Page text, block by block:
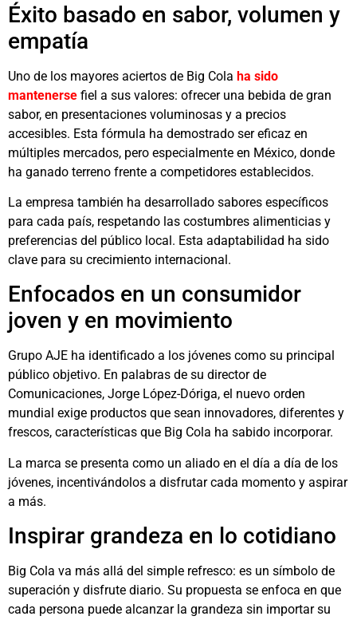
Éxito basado en sabor, volumen y
empatía
Uno de los mayores aciertos de Big Cola ha sido
mantenerse fiel a sus valores: ofrecer una bebida de gran
sabor, en presentaciones voluminosas y a precios
accesibles. Esta fórmula ha demostrado ser eficaz en
múltiples mercados, pero especialmente en México, donde
ha ganado terreno frente a competidores establecidos.
La empresa también ha desarrollado sabores específicos
para cada país, respetando las costumbres alimenticias y
preferencias del público local. Esta adaptabilidad ha sido
clave para su crecimiento internacional.
Enfocados en un consumidor
joven y en movimiento
Grupo AJE ha identificado a los jóvenes como su principal
público objetivo. En palabras de su director de
Comunicaciones, Jorge López-Dóriga, el nuevo orden
mundial exige productos que sean innovadores, diferentes y
frescos, características que Big Cola ha sabido incorporar.
La marca se presenta como un aliado en el día a día de los
jóvenes, incentivándolos a disfrutar cada momento y aspirar
a más.
Inspirar grandeza en lo cotidiano
Big Cola va más allá del simple refresco: es un símbolo de
superación y disfrute diario. Su propuesta se enfoca en que
cada persona puede alcanzar la grandeza sin importar su